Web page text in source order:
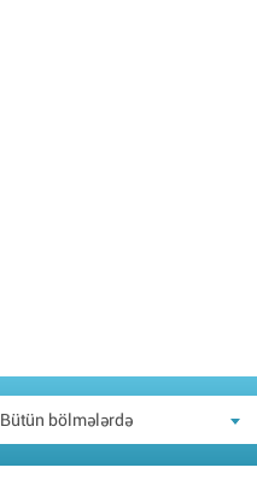
Bütün bölmələrdə